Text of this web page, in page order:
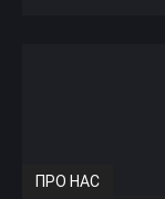
ПРО НАС